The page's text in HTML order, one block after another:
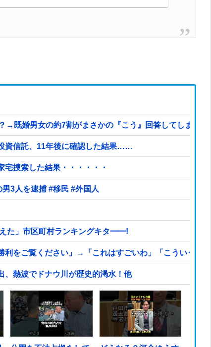
→既婚男女の約7割がまさかの『こう』回答してしまうw
資信託、11年後に確認した結果……
捜索した結果・・・・・・
【ヤバい】100件以上の窃盗をしたトルコ国籍の男3人を逮捕 #移民 #外国人
た」市区町村ランキングキタ━━!
をご覧ください」→「これはすごいわ」「こういうの
、熱波でドナウ川が歴史的渇水！他